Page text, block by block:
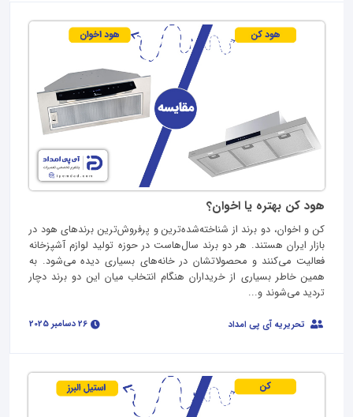
هود کن بهتره یا اخوان؟
کن و اخوان، دو برند از شناخته‌شده‌ترین و پرفروش‌ترین برندهای هود در
بازار ایران هستند. هر دو برند سال‌هاست در حوزه‌ تولید لوازم آشپزخانه
فعالیت می‌کنند و محصولاتشان در خانه‌های بسیاری دیده می‌شود. به
همین خاطر بسیاری از خریداران هنگام انتخاب میان این دو برند دچار
تردید می‌شوند و...
تحریریه آی پی امداد